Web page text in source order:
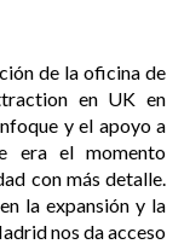
de la oficina de
en UK en
y el apoyo a
era el momento
con más detalle.
la expansión y la
nos da acceso